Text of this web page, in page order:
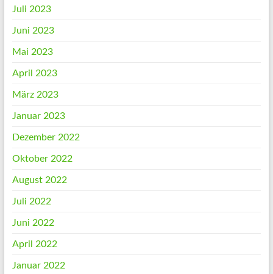
Juli 2023
Juni 2023
Mai 2023
April 2023
März 2023
Januar 2023
Dezember 2022
Oktober 2022
August 2022
Juli 2022
Juni 2022
April 2022
Januar 2022